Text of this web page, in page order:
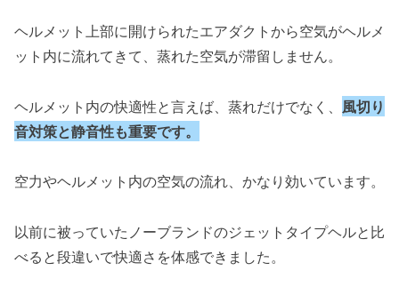
ヘルメット上部に開けられたエアダクトから空気がヘルメ
ット内に流れてきて、蒸れた空気が滞留しません。
ヘルメット内の快適性と言えば、蒸れだけでなく、 風切り
音対策と静音性も重要です。
空力やヘルメット内の空気の流れ、かなり効いています。
以前に被っていたノーブランドのジェットタイプヘルと比
べると段違いで快適さを体感できました。